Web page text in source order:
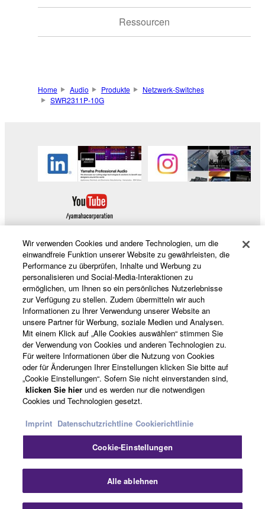
Ressourcen
Home Audio Produkte
Netzwerk-Switches
SWR2311P-10G
Produkte und Lösungen
News
Über Yamaha
Consumer
KontaktNutzungsbedingungen
Datenschutzerklärung
Cookierichtlinie
Wir verwenden Cookies und andere Technologien, um die
einwandfreie Funktion unserer Website zu gewährleisten, die
Performance zu überprüfen, Inhalte und Werbung zu
personalisieren und Social-Media-Interaktionen zu
ermöglichen, um Ihnen so ein persönliches Nutzerlebnisse
zur Verfügung zu stellen. Zudem übermitteln wir auch
Informationen zu Ihrer Verwendung unserer Website an
unsere Partner für Werbung, soziale Medien und Analysen.
Mit einem Klick auf „Alle Cookies auswählen“ stimmen Sie
der Verwendung von Cookies und anderen Technologien zu.
Für weitere Informationen über die Nutzung von Cookies
oder für Änderungen Ihrer Einstellungen klicken Sie bitte auf
„Cookie Einstellungen“. Sofern Sie nicht einverstanden sind,
klicken Sie hier und es werden nur die notwendigen
Cookies und Technologien gesetzt.
Imprint Datenschutzrichtline Cookierichtlinie
Cookie-Einstellungen
Alle ablehnen